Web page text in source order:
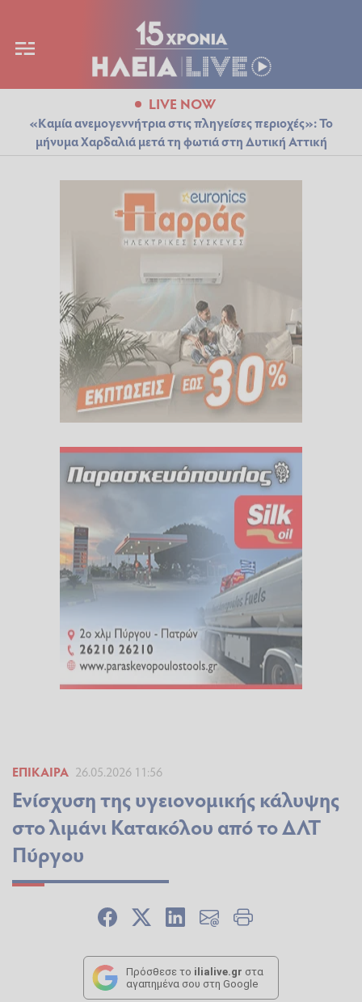
LIVE NOW
«Καμία ανεμογεννήτρια στις πληγείσες περιοχές»: Το
μήνυμα Χαρδαλιά μετά τη φωτιά στη Δυτική Αττική
ΕΠΊΚΑΙΡΑ 26.05.2026 11:56
Ενίσχυση της υγειονομικής κάλυψης
στο λιμάνι Κατακόλου από το ΔΛΤ
Πύργου
Πρόσθεσε το ilialive.gr στα
αγαπημένα σου στη Google